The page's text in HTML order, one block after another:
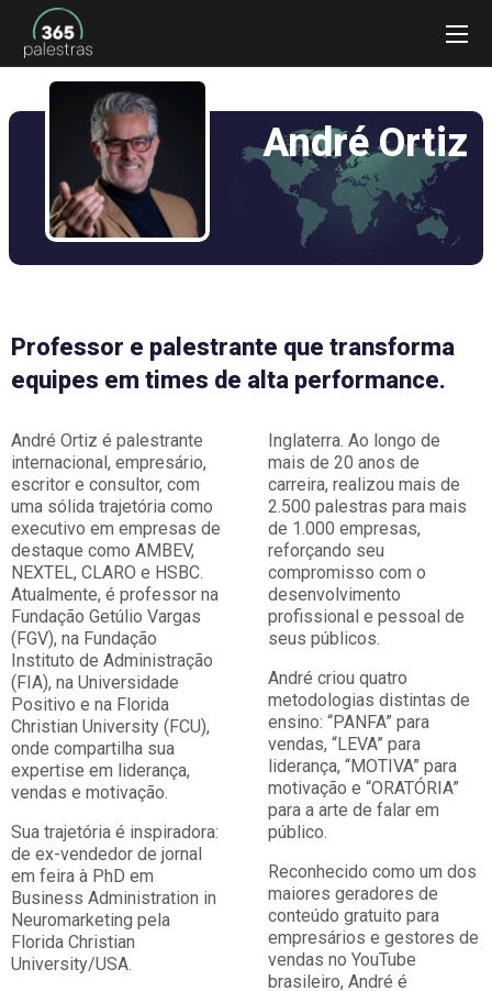
André Ortiz
Professor e palestrante que transforma
equipes em times de alta performance.
André Ortiz é palestrante
internacional, empresário,
escritor e consultor, com
uma sólida trajetória como
executivo em empresas de
destaque como AMBEV,
NEXTEL, CLARO e HSBC.
Atualmente, é professor na
Fundação Getúlio Vargas
(FGV), na Fundação
Instituto de Administração
(FIA), na Universidade
Positivo e na Florida
Christian University (FCU),
onde compartilha sua
expertise em liderança,
vendas e motivação.
Sua trajetória é inspiradora:
de ex-vendedor de jornal
em feira à PhD em
Business Administration in
Neuromarketing pela
Florida Christian
University/USA.
Inglaterra. Ao longo de
mais de 20 anos de
carreira, realizou mais de
2.500 palestras para mais
de 1.000 empresas,
reforçando seu
compromisso com o
desenvolvimento
profissional e pessoal de
seus públicos.
André criou quatro
metodologias distintas de
ensino: “PANFA” para
vendas, “LEVA” para
liderança, “MOTIVA” para
motivação e “ORATÓRIA”
para a arte de falar em
público.
Reconhecido como um dos
maiores geradores de
conteúdo gratuito para
empresários e gestores de
vendas no YouTube
brasileiro, André é